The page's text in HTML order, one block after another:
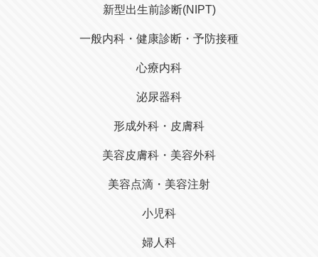
新型出生前診断(NIPT)
一般内科・健康診断・予防接種
心療内科
泌尿器科
形成外科・皮膚科
美容皮膚科・美容外科
美容点滴・美容注射
小児科
婦人科